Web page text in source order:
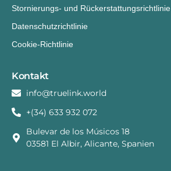
Stornierungs- und Rückerstattungsrichtlinie
Datenschutzrichtlinie
Cookie-Richtlinie
Kontakt
info@truelink.world
+(34) 633 932 072
Bulevar de los Músicos 18
03581 El Albir, Alicante, Spanien